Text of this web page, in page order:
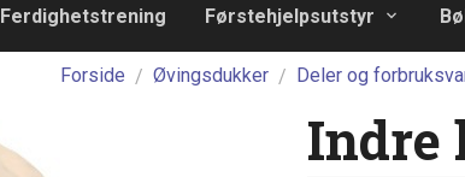
Ferdighetstrening Førstehjelpsutstyr
Forside Øvingsdukker Deler og
Indre